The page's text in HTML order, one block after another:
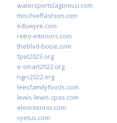
watersportslagonissi.com
mischieffashion.com
eduwyre.com
retro-interiors.com
theblvd-boise.com
fpet2023.org
e-smart2022.org
ngrc2022.org
leesfamilyfoods.com
lewis-lewis-cpas.com
eleontennis.com
cyetus.com